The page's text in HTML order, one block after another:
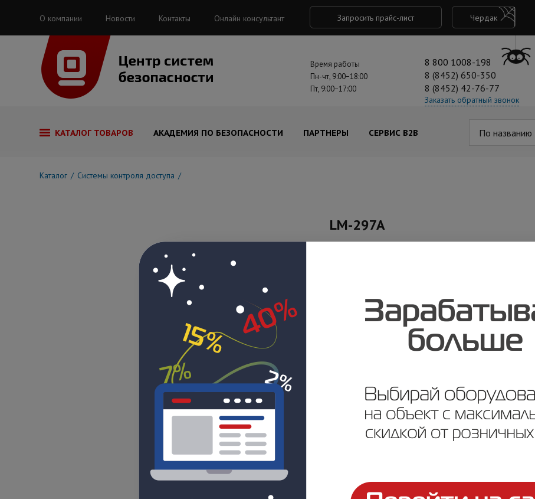
О компании Новости Контакты Онлайн консультант Запросить прайс-лист Чердак
Время работы
Пн-чт, 9:00−18:00
Пт, 9:00−17:00
8 800 1008-198
8 (8452) 650-350
8 (8452) 42-76-77
Заказать обратный звонок
КАТАЛОГ ТОВАРОВ АКАДЕМИЯ ПО БЕЗОПАСНОСТИ ПАРТНЕРЫ СЕРВИС B2B По названию
Каталог Системы контроля доступа
LM-297A